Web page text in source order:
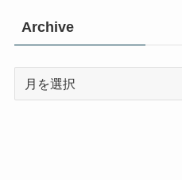
Archive
Archive